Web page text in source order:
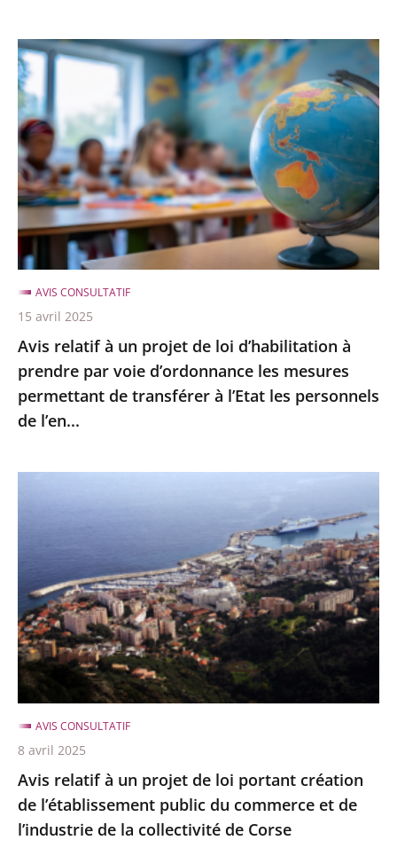
Avis
relatif
à
un
projet
de
loi
d’habilitation
à
prendre
par
voie
d’ordonnance
les
mesures
permettant
transférer
personnels
de
l’en...
Avis relatif à un projet de loi d’habilitation à
prendre par voie d’ordonnance les mesures
permettant de transférer à l’Etat les personnels
de l’en...
AVIS CONSULTATIF
15 avril 2025
un
projet
de
loi
portant
création
de
l’établissement
public
du
commerce
et
Avis relatif à un projet de loi portant création
de l’établissement public du commerce et de
l’industrie de la collectivité de Corse
AVIS CONSULTATIF
8 avril 2025